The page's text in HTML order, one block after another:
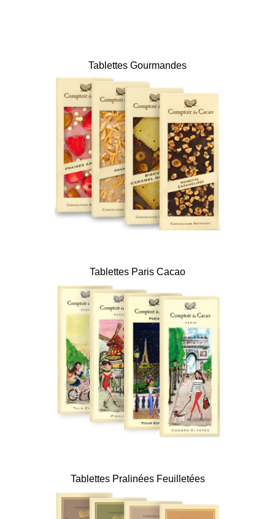
Tablettes Gourmandes
Tablettes Paris Cacao
Tablettes Pralinées Feuilletées